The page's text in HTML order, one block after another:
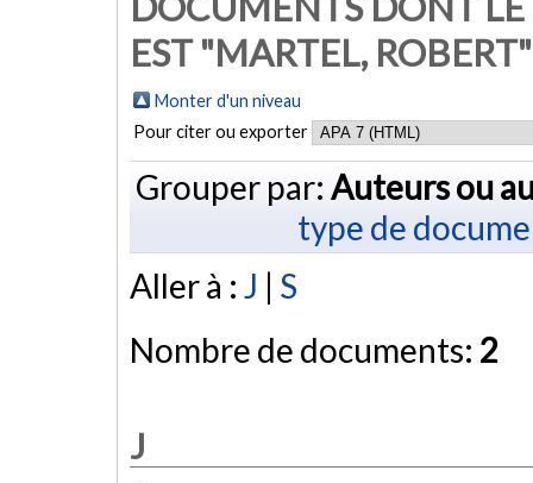
EST "MARTEL, ROBERT"
Monter d'un niveau
Pour citer ou exporter
Grouper par: Auteurs ou
type de
Aller à : J | S
Nombre de documents: 2
J